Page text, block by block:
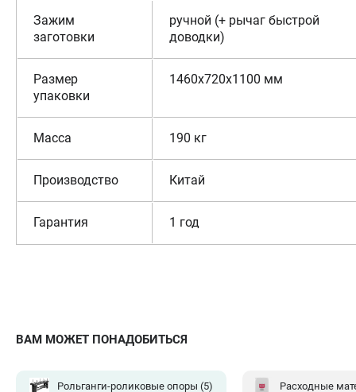
ВАМ МОЖЕТ ПОНАДОБИТЬСЯ
Рольганги-роликовые опоры (5)
Зажим
заготовки
ручной (+ рычаг быстрой
доводки)
Размер
упаковки
1460х720х1100 мм
Масса 190 кг
Производство Китай
Гарантия 1 год